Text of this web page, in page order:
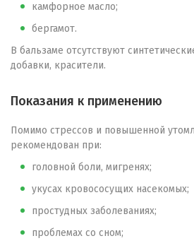
камфорное масло;
бергамот.
В бальзаме отсутствуют
добавки, красители.
Показания к применению
Помимо стрессов и повышенной
рекомендован при:
головной боли, мигренях;
укусах кровососущих насекомых;
простудных заболеваниях;
проблемах со сном;